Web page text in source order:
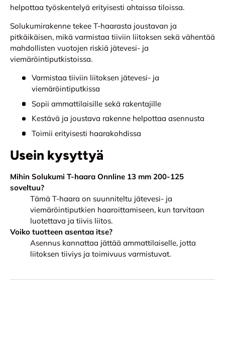
helpottaa työskentelyä erityisesti ahtaissa tiloissa.
Solukumirakenne tekee T-haarasta joustavan ja
pitkäikäisen, mikä varmistaa tiiviin liitoksen sekä vähentää
mahdollisten vuotojen riskiä jätevesi- ja
viemäröintiputkistoissa.
Varmistaa tiiviin liitoksen jätevesi- ja
viemäröintiputkissa
Sopii ammattilaisille sekä rakentajille
Kestävä ja joustava rakenne helpottaa asennusta
Toimii erityisesti haarakohdissa
Usein kysyttyä
Mihin Solukumi T-haara Onnline 13 mm 200-125
soveltuu?
Tämä T-haara on suunniteltu jätevesi- ja
viemäröintiputkien haaroittamiseen, kun tarvitaan
luotettava ja tiivis liitos.
Voiko tuotteen asentaa itse?
Asennus kannattaa jättää ammattilaiselle, jotta
liitoksen tiiviys ja toimivuus varmistuvat.